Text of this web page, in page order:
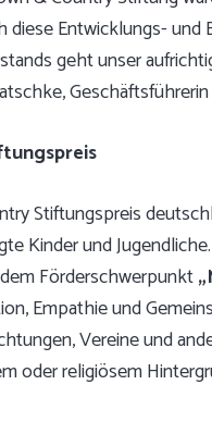
diese Entwicklungs-
geht unser
Stiftungspreis
Kinder und
Förderschwerpunkt
Empathie und
Vereine und
oder religiösem